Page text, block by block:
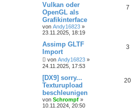
Vulkan oder
OpenGL als
Grafikinterface
von Andy16823 »
23.11.2025, 18:19
7
Assimp GLTF
Import
von Andy16823 »
24.11.2025, 17:53
3
[DX9] sorry...
Texturupload
beschleunigen
von Schrompf »
10.11.2024, 20:50
20